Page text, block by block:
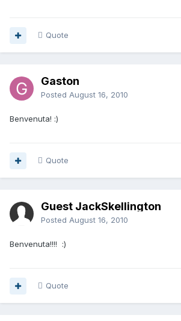
Quote
Gaston
Posted August 16, 2010
Benvenuta! :)
Quote
Guest JackSkellington
Posted August 16, 2010
Benvenuta!!!! :)
Quote